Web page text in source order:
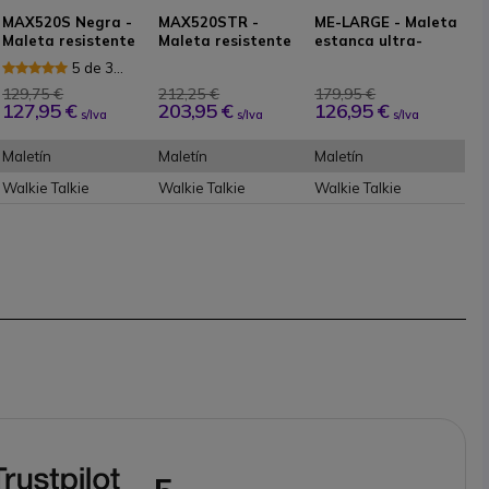
MAX520S Negra -
Maleta resistente
con espuma5 de 3
129,75 €
127,95 € s/Iva
MAX520STR -
Maleta resistente
212,25 €
203,95 € s/Iva
ME-LARGE - Maleta
estanca ultra-
179,95 €
126,95 € s/Iva
Maletín Maletín
Maletín
Walkie Talkie Walkie Talkie Walkie Talkie